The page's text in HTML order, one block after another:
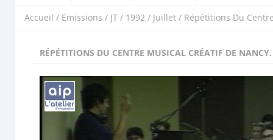
Accueil / Emissions / JT / 1992 / Juillet / Répétitions Du
RÉPÉTITIONS DU CENTRE MUSICAL CRÉATIF DE NANCY.